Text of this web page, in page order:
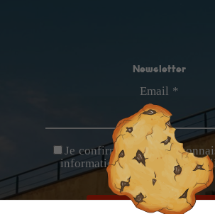
Newsletter
Email *
Je confirme avoir
pris
informations relatives à la
confidentialité.
notre
votre
vous
ces